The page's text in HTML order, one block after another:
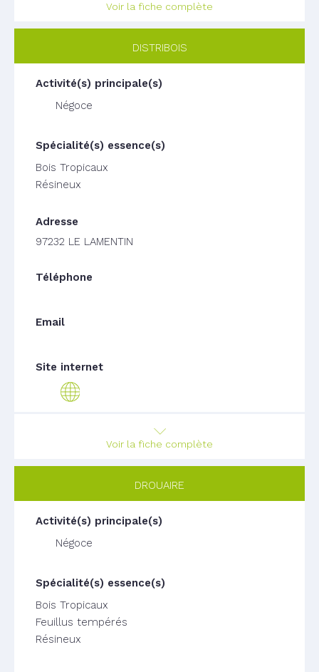
Voir la fiche complète
DISTRIBOIS
Négoce
Bois Tropicaux
Résineux
97232 LE LAMENTIN
Voir la fiche complète
DROUAIRE
Négoce
Bois Tropicaux
Feuillus tempérés
Résineux